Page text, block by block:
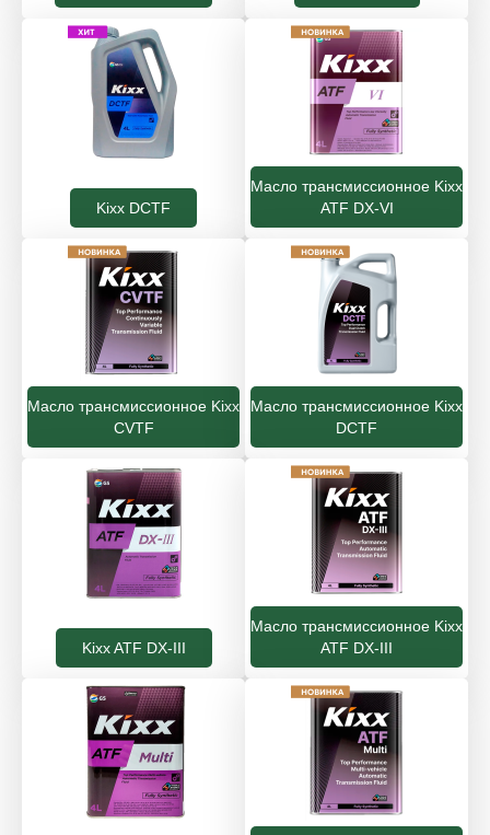
Kixx DCTF
Масло трансмиссионное Kixx
ATF DX-VI
Масло трансмиссионное Kixx
CVTF
Масло трансмиссионное Kixx
DCTF
Kixx ATF DX-III
Масло трансмиссионное Kixx
ATF DX-III